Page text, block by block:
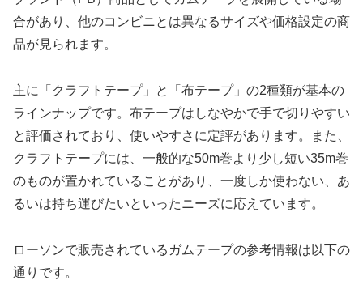
合があり、他のコンビニとは異なるサイズや価格設定の商
品が見られます。
主に「クラフトテープ」と「布テープ」の2種類が基本の
ラインナップです。布テープはしなやかで手で切りやすい
と評価されており、使いやすさに定評があります。また、
クラフトテープには、一般的な50m巻より少し短い35m巻
のものが置かれていることがあり、一度しか使わない、あ
るいは持ち運びたいといったニーズに応えています。
ローソンで販売されているガムテープの参考情報は以下の
通りです。